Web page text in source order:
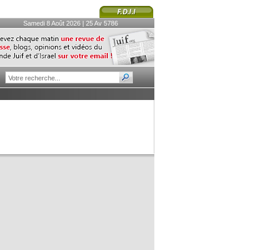
Samedi 8 Août 2026 | 25 Av 5786